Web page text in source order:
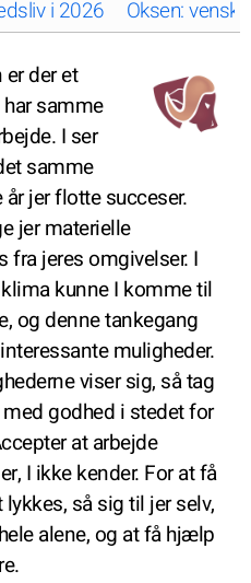
i 2026 Oksen:
der et
samme
I ser
samme
jer flotte succeser.
jer materielle
jeres omgivelser. I
kunne I komme til
og denne tankegang
muligheder.
viser sig, så tag
godhed i stedet for
at arbejde
I ikke kender. For at få
så sig til jer selv,
alene, og at få hjælp